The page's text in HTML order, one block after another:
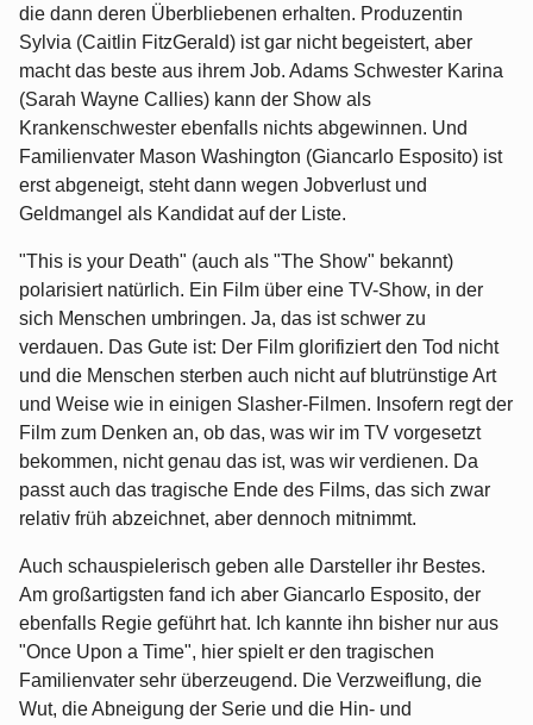
die dann deren Überbliebenen erhalten. Produzentin
Sylvia (Caitlin FitzGerald) ist gar nicht begeistert, aber
macht das beste aus ihrem Job. Adams Schwester Karina
(Sarah Wayne Callies) kann der Show als
Krankenschwester ebenfalls nichts abgewinnen. Und
Familienvater Mason Washington (Giancarlo Esposito) ist
erst abgeneigt, steht dann wegen Jobverlust und
Geldmangel als Kandidat auf der Liste.
"This is your Death" (auch als "The Show" bekannt)
polarisiert natürlich. Ein Film über eine TV-Show, in der
sich Menschen umbringen. Ja, das ist schwer zu
verdauen. Das Gute ist: Der Film glorifiziert den Tod nicht
und die Menschen sterben auch nicht auf blutrünstige Art
und Weise wie in einigen Slasher-Filmen. Insofern regt der
Film zum Denken an, ob das, was wir im TV vorgesetzt
bekommen, nicht genau das ist, was wir verdienen. Da
passt auch das tragische Ende des Films, das sich zwar
relativ früh abzeichnet, aber dennoch mitnimmt.
Auch schauspielerisch geben alle Darsteller ihr Bestes.
Am großartigsten fand ich aber Giancarlo Esposito, der
ebenfalls Regie geführt hat. Ich kannte ihn bisher nur aus
"Once Upon a Time", hier spielt er den tragischen
Familienvater sehr überzeugend. Die Verzweiflung, die
Wut, die Abneigung der Serie und die Hin- und